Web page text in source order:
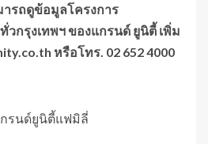
ารถดูข้อมูลโครงการ
กรุงเทพฯ ของแกรนด์ ยูนิตี้ เพิ่ม
หรือโทร. 02 652 4000
กรนด์ยูนิตี้แฟมิลี่